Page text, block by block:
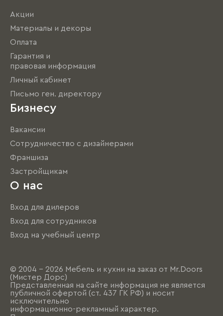
Акции
Материалы и декоры
Оплата
Гарантия и
правовая информация
Личный кабинет
Письмо ген. директору
Бизнесу
Вакансии
Сотрудничество с дизайнерами
Франшиза
Застройщикам
О нас
Вход для дилеров
Вход для сотрудников
Вход на учебный центр
© 2004 - 2026 Мебель и кухни на заказ от Mr.Doors
(Мистер Дорс)
Представленная на сайте информация не является
публичной офертой (ст. 437 ГК РФ) и носит
исключительно
информационно-рекламный характер.